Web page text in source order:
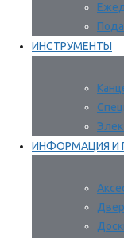
ИНСТРУМЕНТЫ
ИНФОРМАЦИЯ И